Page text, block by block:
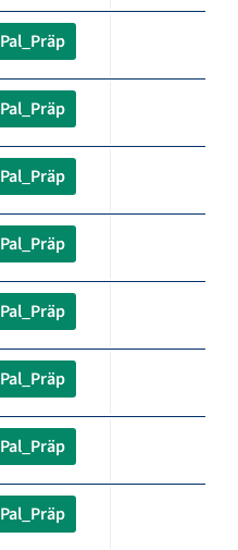
Pal_Präp
Pal_Präp
Pal_Präp
Pal_Präp
Pal_Präp
Pal_Präp
Pal_Präp
Pal_Präp